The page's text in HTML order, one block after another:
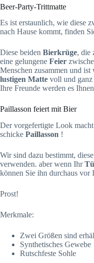
Beer-Party-Trittmatte
Es ist erstaunlich, wie diese
nach Hause kommt, finden
Diese beiden Bierkrüge, die
eine gelungene Feier
Menschen zusammen und
lustigen Matte voll und ganz
Ihre Freunde werden es
Paillasson feiert mit Bier
Der vorgefertigte Look
schicke Paillasson !
Wir sind dazu bestimmt, diese
verwenden. aber wenn Ihr
können Sie ihn durchaus vor
Prost!
Merkmale:
Zwei Größen sind
Synthetisches Gewebe
Rutschfeste Sohle